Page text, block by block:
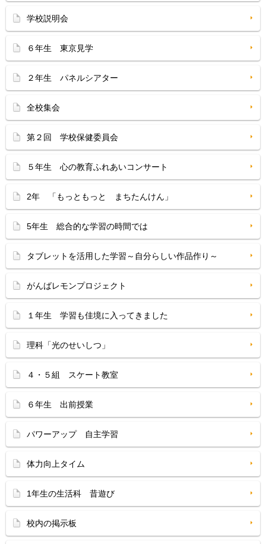
学校説明会
６年生 東京見学
２年生 パネルシアター
全校集会
第２回 学校保健委員会
５年生 心の教育ふれあいコンサート
2年 「もっともっと まちたんけん」
5年生 総合的な学習の時間では
タブレットを活用した学習～自分らしい作品作り～
がんばレモンプロジェクト
１年生 学習も佳境に入ってきました
理科「光のせいしつ」
４・５組 スケート教室
６年生 出前授業
パワーアップ 自主学習
体力向上タイム
1年生の生活科 昔遊び
校内の掲示板